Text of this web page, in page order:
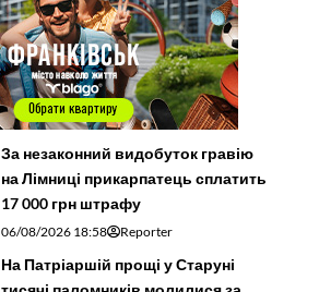
За незаконний видобуток гравію
на Лімниці прикарпатець сплатить
17 000 грн штрафу
06/08/2026 18:58 Reporter
На Патріаршій прощі у Старуні